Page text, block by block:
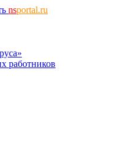
nsportal.ru
работников